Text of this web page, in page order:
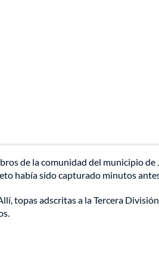
de la comunidad del municipio de
había sido capturado minutos
topas adscritas a la Tercera